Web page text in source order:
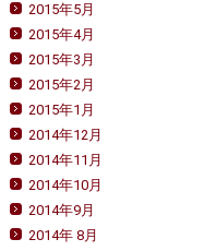
2015年5月
2015年4月
2015年3月
2015年2月
2015年1月
2014年12月
2014年11月
2014年10月
2014年9月
2014年 8月